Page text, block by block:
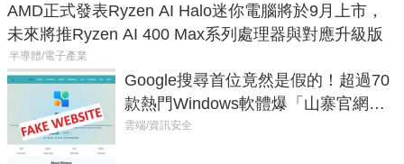
AMD正式發表Ryzen AI Halo迷你電腦將於9月上市，
未來將推Ryzen AI 400 Max系列處理器與對應升級版
半導體/電子產業
Google搜尋首位竟然是假的！超過70
款熱門Windows軟體爆「山寨官網」
危機
雲端/資訊安全